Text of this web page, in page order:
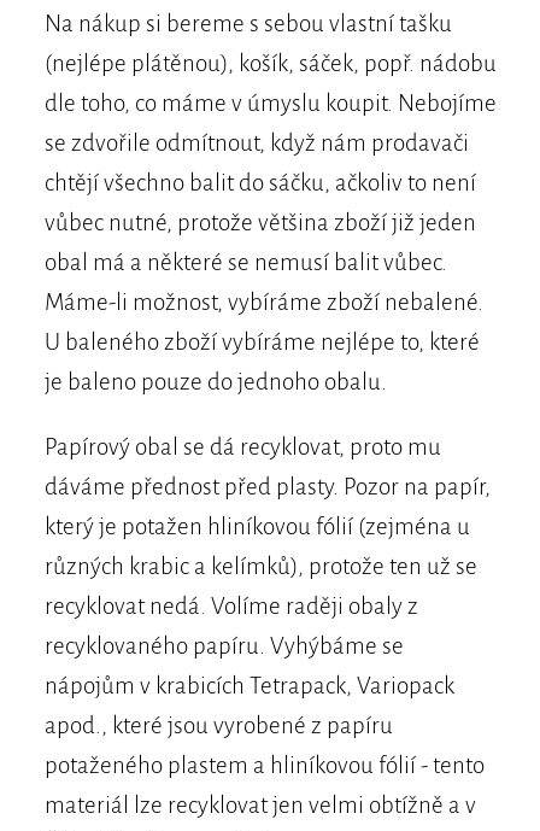
Na nákup si bereme s sebou vlastní tašku
(nejlépe plátěnou), košík, sáček, popř. nádobu
dle toho, co máme v úmyslu koupit. Nebojíme
se zdvořile odmítnout, když nám prodavači
chtějí všechno balit do sáčku, ačkoliv to není
vůbec nutné, protože většina zboží již jeden
obal má a některé se nemusí balit vůbec.
Máme-li možnost, vybíráme zboží nebalené.
U baleného zboží vybíráme nejlépe to, které
je baleno pouze do jednoho obalu.
Papírový obal se dá recyklovat, proto mu
dáváme přednost před plasty. Pozor na papír,
který je potažen hliníkovou fólií (zejména u
různých krabic a kelímků), protože ten už se
recyklovat nedá. Volíme raději obaly z
recyklovaného papíru. Vyhýbáme se
nápojům v krabicích Tetrapack, Variopack
apod., které jsou vyrobené z papíru
potaženého plastem a hliníkovou fólií - tento
materiál lze recyklovat jen velmi obtížně a v